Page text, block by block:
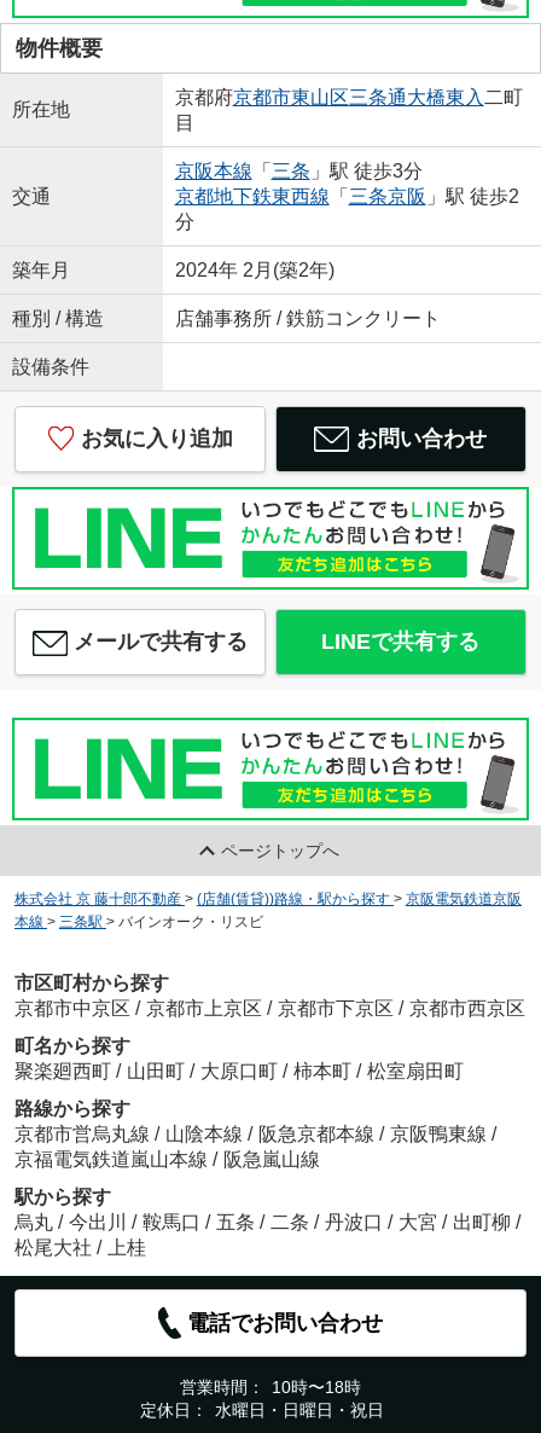
物件概要
所在地
京都府京都市東山区三条通大橋東入 二町
目
交通
京阪本線 「 三条 」駅 徒歩3分
京都地下鉄東西線 「 三条京阪 」駅 徒歩2
分
築年月 2024年 2月(築2年)
種別 / 構造 店舗事務所 / 鉄筋コンクリート
設備条件
お気に入り追加 お問い合わせ
メールで共有する LINEで共有する
ページトップへ
株式会社 京 藤十郎不動産 > (店舗(賃貸))路線・駅から探す > 京阪電気鉄道京阪
本線 > 三条駅 > バインオーク・リスビ
市区町村から探す
京都市中京区 / 京都市上京区 / 京都市下京区 / 京都市西京区
町名から探す
聚楽廻西町 / 山田町 / 大原口町 / 柿本町 / 松室扇田町
路線から探す
京都市営烏丸線 / 山陰本線 / 阪急京都本線 / 京阪鴨東線 /
京福電気鉄道嵐山本線 / 阪急嵐山線
駅から探す
烏丸 / 今出川 / 鞍馬口 / 五条 / 二条 / 丹波口 / 大宮 / 出町柳 /
松尾大社 / 上桂
電話でお問い合わせ
営業時間：
10時〜18時
定休日：
水曜日・日曜日・祝日